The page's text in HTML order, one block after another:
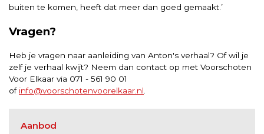
buiten te komen, heeft dat meer dan goed gemaakt.’
Vragen?
Heb je vragen naar aanleiding van Anton's verhaal? Of wil je
zelf je verhaal kwijt? Neem dan contact op met Voorschoten
Voor Elkaar via 071 - 561 90 01
of info@voorschotenvoorelkaar.nl
Aanbod